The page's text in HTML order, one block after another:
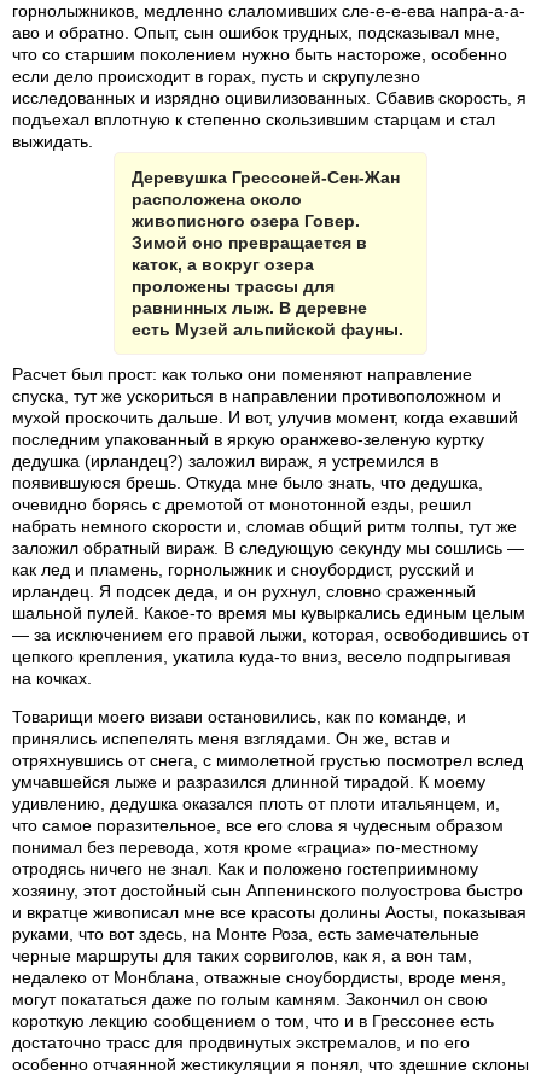
горнолыжников, медленно слаломивших сле-е-е-ева напра-а-а-
аво и обратно. Опыт, сын ошибок трудных, подсказывал мне,
что со старшим поколением нужно быть настороже, особенно
если дело происходит в горах, пусть и скрупулезно
исследованных и изрядно оцивилизованных. Сбавив скорость, я
подъехал вплотную к степенно скользившим старцам и стал
выжидать.
Деревушка Грессоней-Сен-Жан
расположена около
живописного озера Говер.
Зимой оно превращается в
каток, а вокруг озера
проложены трассы для
равнинных лыж. В деревне
есть Музей альпийской фауны.
Расчет был прост: как только они поменяют направление
спуска, тут же ускориться в направлении противоположном и
мухой проскочить дальше. И вот, улучив момент, когда ехавший
последним упакованный в яркую оранжево-зеленую куртку
дедушка (ирландец?) заложил вираж, я устремился в
появившуюся брешь. Откуда мне было знать, что дедушка,
очевидно борясь с дремотой от монотонной езды, решил
набрать немного скорости и, сломав общий ритм толпы, тут же
заложил обратный вираж. В следующую секунду мы сошлись —
как лед и пламень, горнолыжник и сноубордист, русский и
ирландец. Я подсек деда, и он рухнул, словно сраженный
шальной пулей. Какое-то время мы кувыркались единым целым
— за исключением его правой лыжи, которая, освободившись от
цепкого крепления, укатила куда-то вниз, весело подпрыгивая
на кочках.
Товарищи моего визави остановились, как по команде, и
принялись испепелять меня взглядами. Он же, встав и
отряхнувшись от снега, с мимолетной грустью посмотрел вслед
умчавшейся лыже и разразился длинной тирадой. К моему
удивлению, дедушка оказался плоть от плоти итальянцем, и,
что самое поразительное, все его слова я чудесным образом
понимал без перевода, хотя кроме «грациа» по-местному
отродясь ничего не знал. Как и положено гостеприимному
хозяину, этот достойный сын Аппенинского полуострова быстро
и вкратце живописал мне все красоты долины Аосты, показывая
руками, что вот здесь, на Монте Роза, есть замечательные
черные маршруты для таких сорвиголов, как я, а вон там,
недалеко от Монблана, отважные сноубордисты, вроде меня,
могут покататься даже по голым камням. Закончил он свою
короткую лекцию сообщением о том, что и в Грессонее есть
достаточно трасс для продвинутых экстремалов, и по его
особенно отчаянной жестикуляции я понял, что здешние склоны